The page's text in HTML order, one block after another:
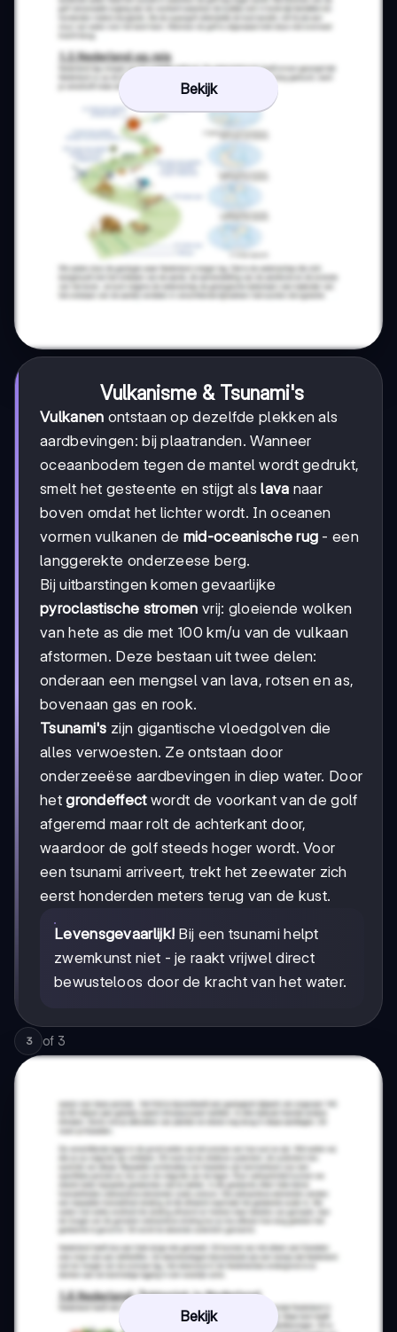
Bekijk
Vulkanisme & Tsunami's
Vulkanen ontstaan op dezelfde plekken als
aardbevingen: bij plaatranden. Wanneer
oceaanbodem tegen de mantel wordt gedrukt,
smelt het gesteente en stijgt alslava naar
boven omdat het lichter wordt. In oceanen
vormen vulkanen de mid-oceanische rug - een
langgerekte onderzeese berg.
Bij uitbarstingen komen gevaarlijke
pyroclastische stromen vrij: gloeiende wolken
van hete as die met 100 km/u van de vulkaan
afstormen. Deze bestaan uit twee delen:
onderaan een mengsel van lava, rotsen en as,
bovenaan gas en rook.
Tsunami's zijn gigantische vloedgolven die
alles verwoesten. Ze ontstaan door
onderzeeëse aardbevingen in diep water. Door
hetgrondeffectwordt de voorkant van de golf
afgeremd maar rolt de achterkant door,
waardoor de golf steeds hoger wordt. Voor
een tsunami arriveert, trekt het zeewater zich
eerst honderden meters terug van de kust.
Levensgevaarlijk! Bij een tsunami helpt
zwemkunst niet - je raakt vrijwel direct
bewusteloos door de kracht van het water.
3 of 3
Bekijk